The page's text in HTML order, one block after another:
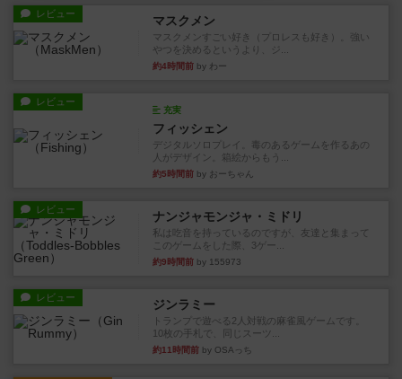
レビュー マスクメン
マスクメンすごい好き（プロレスも好き）。強い
やつを決めるというより、ジ...
約4時間前 by わー
レビュー
充実
フィッシェン
デジタルソロプレイ。毒のあるゲームを作るあの
人がデザイン。箱絵からもう...
約5時間前 by おーちゃん
レビュー ナンジャモンジャ・ミドリ
私は吃音を持っているのですが、友達と集まって
このゲームをした際、3ゲー...
約9時間前 by 155973
レビュー ジンラミー
トランプで遊べる2人対戦の麻雀風ゲームです。
10枚の手札で、同じスーツ...
約11時間前 by OSAっち